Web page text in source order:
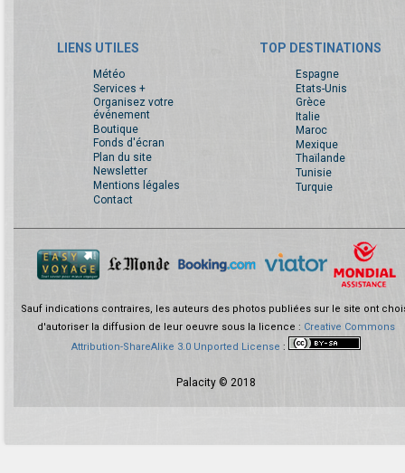
LIENS UTILES
Météo
Services +
Organisez votre
événement
Boutique
Fonds d'écran
Plan du site
Newsletter
Mentions légales
Contact
TOP DESTINATIONS
Espagne
Etats-Unis
Grèce
Italie
Maroc
Mexique
Thaïlande
Tunisie
Turquie
Sauf indications contraires, les auteurs des photos publiées sur le site ont
d'autoriser la diffusion de leur oeuvre sous la licence : Creative Commons
Attribution-ShareAlike 3.0 Unported License :
Palacity © 2018